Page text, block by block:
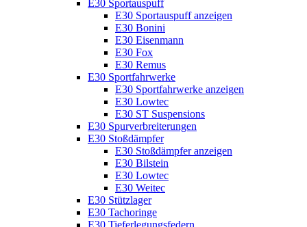
E30 Sportauspuff
E30 Sportauspuff anzeigen
E30 Bonini
E30 Eisenmann
E30 Fox
E30 Remus
E30 Sportfahrwerke
E30 Sportfahrwerke anzeigen
E30 Lowtec
E30 ST Suspensions
E30 Spurverbreiterungen
E30 Stoßdämpfer
E30 Stoßdämpfer anzeigen
E30 Bilstein
E30 Lowtec
E30 Weitec
E30 Stützlager
E30 Tachoringe
E30 Tieferlegungsfedern